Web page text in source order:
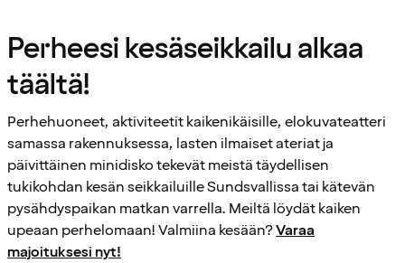
Perheesi kesäseikkailu alkaa
täältä!
Perhehuoneet, aktiviteetit kaikenikäisille, elokuvateatteri
samassa rakennuksessa, lasten ilmaiset ateriat ja
päivittäinen minidisko tekevät meistä täydellisen
tukikohdan kesän seikkailuille Sundsvallissa tai kätevän
pysähdyspaikan matkan varrella. Meiltä löydät kaiken
upeaan perhelomaan! Valmiina kesään?Varaa
majoituksesi nyt!